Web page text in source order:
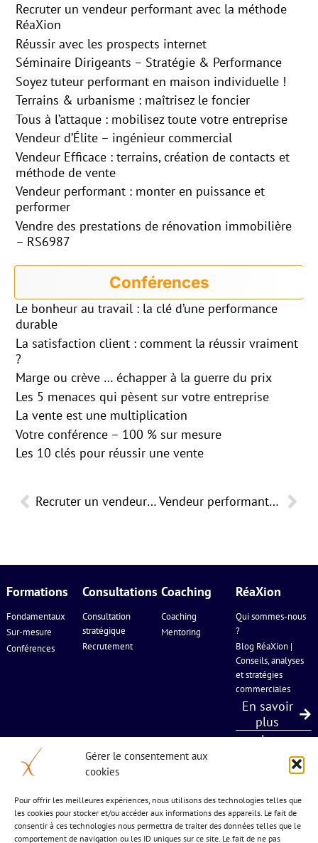
Gérer le consentement aux
cookies
Pour offrir les meilleures expériences, nous utilisons des technologies telles que
les cookies pour stocker et/ou accéder aux informations des appareils. Le fait de
consentir à ces technologies nous permettra de traiter des données telles que le
comportement de navigation ou les ID uniques sur ce site. Le fait de ne pas
Recruter un vendeur performant avec la méthode
RéaXion
Réussir avec les prospects internet
Séminaire Dirigeants – Stratégie & Performance
Soyez tuteur performant en maison individuelle !
Terrains & urbanisme : maîtrisez le foncier
Tous à l’attaque : mobilisez toute votre entreprise
Vendeur d’Élite – ingénieur commercial
Vendeur Efficace : terrains, création de contacts et
méthode de vente
Vendeur performant : monter en puissance et
performer
Vendre des prestations de rénovation immobilière
– RS6987
Conférences
Le bonheur au travail : la clé d’une performance
durable
La satisfaction client : comment la réussir vraiment
?
Marge ou crève … échapper à la guerre du prix
Les 5 menaces qui pèsent sur votre entreprise
La vente est une multiplication
Votre conférence – 100 % sur mesure
Les 10 clés pour réussir une vente
Recruter un vendeur performant avec la méthode RéaXion Vendeur performant : monter en puissance et performer
Formations
Fondamentaux
Sur-mesure
Conférences
Consultations
Consultation
stratégique
Recrutement
Coaching
Coaching
Mentoring
RéaXion
Qui sommes-nous
?
Blog RéaXion |
Conseils, analyses
et stratégies
commerciales
En savoir
plus
Le
règlement
Certificat